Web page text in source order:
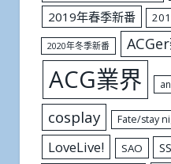
2019年春季新番
2020年冬季新番
ACG業界
cosplay Fate/stay
LoveLive! SAO